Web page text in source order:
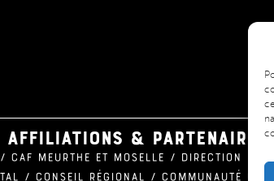
Affiliations & partenaires
CAF Meurthe et Moselle / Direction
/ Conseil Régional / Communauté